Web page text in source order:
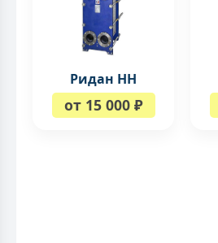
Ридан НН
от 15 000 ₽